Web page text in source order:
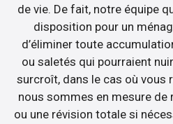
de vie. De fait, notre équipe
disposition pour un
d’éliminer toute
ou saletés qui pourraient
surcroît, dans le cas où vous
nous sommes en mesure de
ou une révision totale si